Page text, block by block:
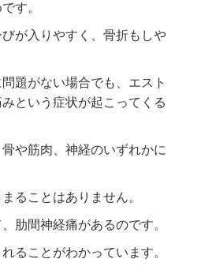
す。
が入りやすく、骨折もしや
題がない場合でも、エスト
という症状が起こってくる
や筋肉、神経のいずれかに
ることはありません。
肋間神経痛があるのです。
ることがわかっています。